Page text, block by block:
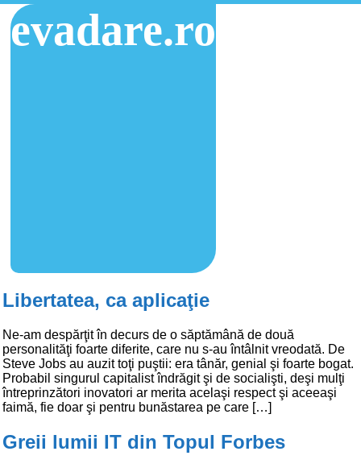
evadare.ro
Libertatea, ca aplicaţie
Ne-am despărţit în decurs de o săptămână de două
personalităţi foarte diferite, care nu s-au întâlnit vreodată. De
Steve Jobs au auzit toţi puştii: era tânăr, genial şi foarte bogat.
Probabil singurul capitalist îndrăgit şi de socialişti, deşi mulţi
întreprinzători inovatori ar merita acelaşi respect şi aceeaşi
faimă, fie doar şi pentru bunăstarea pe care […]
Greii lumii IT din Topul Forbes